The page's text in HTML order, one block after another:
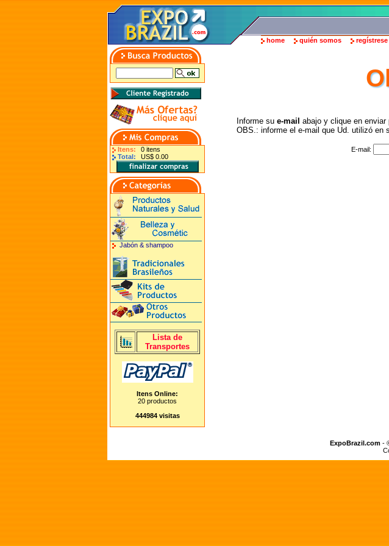
home quién somos regístrese
Itens:
0 itens
Total:
US$ 0.00
Jabón & shampoo
Lista de
Transportes
Itens Online:
20 productos
444984 visitas
Informe su e-mail abajo y clique en enviar
OBS.: informe el e-mail que Ud. utilizó en
E-mail:
ExpoBrazil.com -